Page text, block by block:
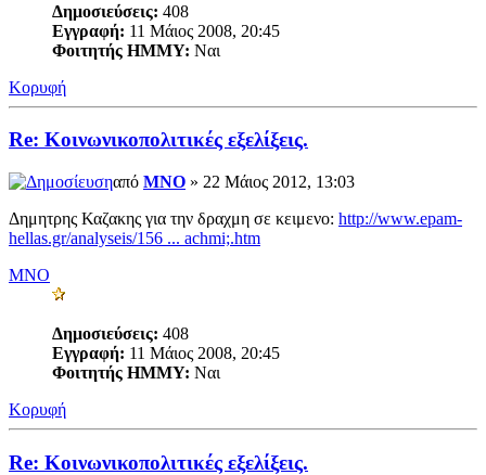
Δημοσιεύσεις: 408
Εγγραφή: 11 Μάιος 2008, 20:45
Φοιτητής ΗΜΜΥ: Ναι
Κορυφή
Re: Κοινωνικοπολιτικές εξελίξεις.
από MNO » 22 Μάιος 2012, 13:03
Δημητρης Καζακης για την δραχμη σε κειμενο: http://www.epam-
hellas.gr/analyseis/156 ... achmi;.htm
MNO
Δημοσιεύσεις: 408
Εγγραφή: 11 Μάιος 2008, 20:45
Φοιτητής ΗΜΜΥ: Ναι
Κορυφή
Re: Κοινωνικοπολιτικές εξελίξεις.